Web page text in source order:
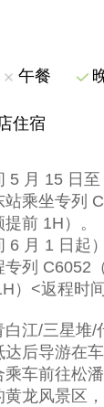
午餐
住宿
5 月 15 日
站乘坐专列
前 1H）。
6 月 1 日起
列 C6052
）<返程时
白江/三星堆/
达后导游在
乘车前往松
黄龙风景区